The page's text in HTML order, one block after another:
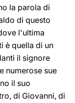
la parola di
di questo
l'ultima
è quella di un
il signore
numerose sue
il suo
di Giovanni, di